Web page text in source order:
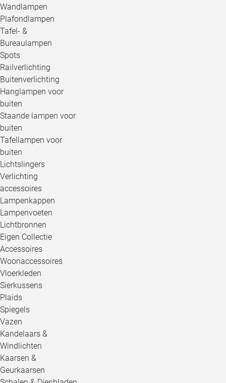
Wandlampen
Plafondlampen
Tafel- &
Bureaulampen
Spots
Railverlichting
Buitenverlichting
Hanglampen voor
buiten
Staande lampen voor
buiten
Tafellampen voor
buiten
Lichtslingers
Verlichting
accessoires
Lampenkappen
Lampenvoeten
Lichtbronnen
Eigen Collectie
Accessoires
Woonaccessoires
Vloerkleden
Sierkussens
Plaids
Spiegels
Vazen
Kandelaars &
Windlichten
Kaarsen &
Geurkaarsen